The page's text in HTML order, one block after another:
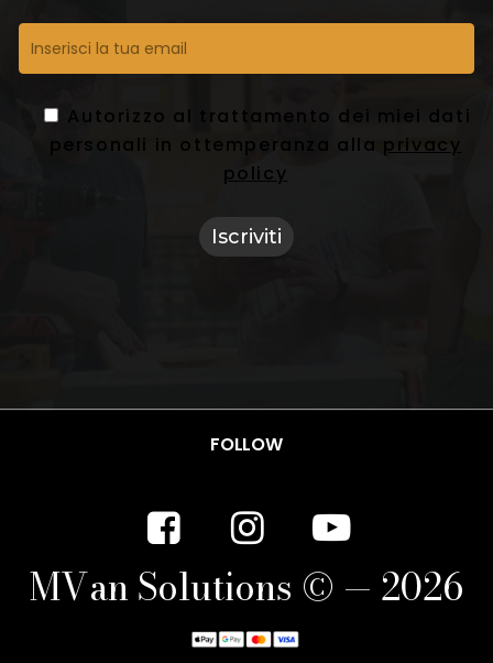
Autorizzo al trattamento dei miei dati
personali in ottemperanza alla privacy
policy
FOLLOW
MVanSolutions © — 2026